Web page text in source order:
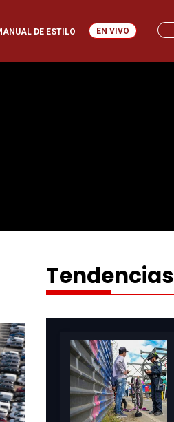
DE ESTILO EN VIVO
Tendencias